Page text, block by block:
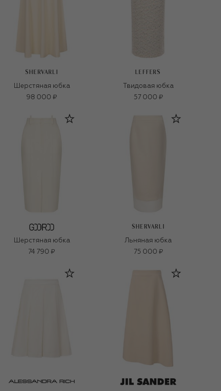
SHERVARLI
Шерстяная юбка
98 000 ₽
LEFFERS
Твидовая юбка
57 000 ₽
Шерстяная юбка
74 790 ₽
SHERVARLI
Льняная юбка
75 000 ₽